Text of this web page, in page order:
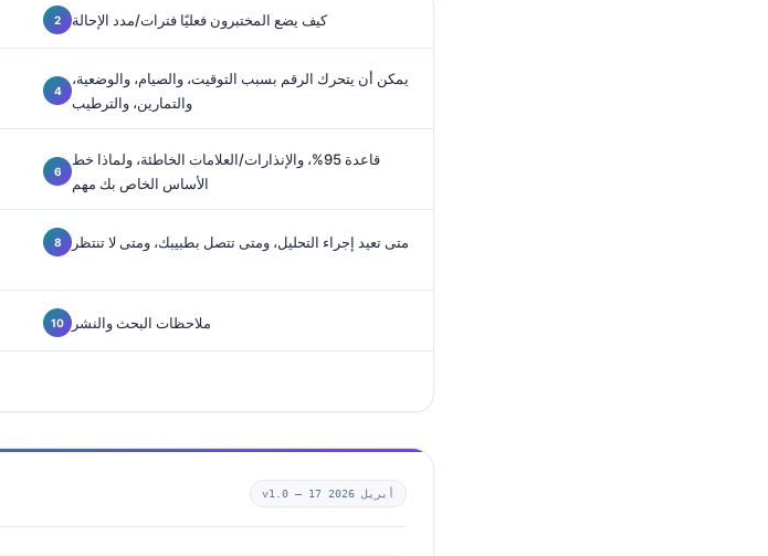
كيف يضع المختبرون فعليًا فترات/مدد الإحالة
يمكن أن يتحرك الرقم بسبب التوقيت، والصيام، والوضعية،
والتمارين، والترطيب
قاعدة 95%، والإنذارات/العلامات الخاطئة، ولماذا خط
الأساس الخاص بك مهم
متى تعيد إجراء التحليل، ومتى تتصل بطبيبك، ومتى لا تنتظر
ملاحظات البحث والنشر
v1.0 — 17 أبريل 2026